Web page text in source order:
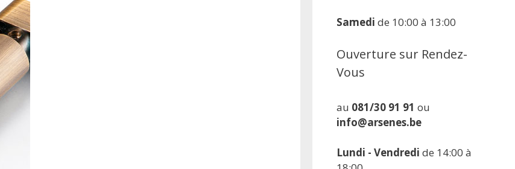
Samedi de 10:00 à 13:00
Ouverture sur Rendez-
Vous
au 081/30 91 91 ou
info@arsenes.be
Lundi - Vendredi de 14:00 à